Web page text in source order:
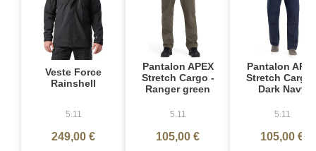
Veste Force
Rainshell
5.11
249,00 €
Pantalon APEX
Stretch Cargo -
Ranger green
5.11
105,00 €
Pantalon
Stretch Cargo
Dark Navy
5.11
105,00 €